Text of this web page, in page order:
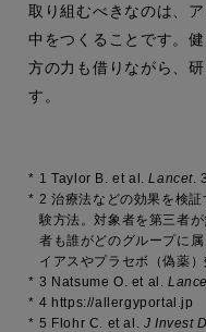
取り組むべきなのは、
中をつくることです。
方の力も借りながら、
す。
* 1 Taylor B. et al.Lancet
* 2 治療法などの効果を検
験方法。対象者を第三者
者も誰がどのグループに
イアスやプラセボ（偽薬
* 3 Natsume O. et al.
* 4 https://allergyportal.jp
* 5 Flohr C. et al. J Invest